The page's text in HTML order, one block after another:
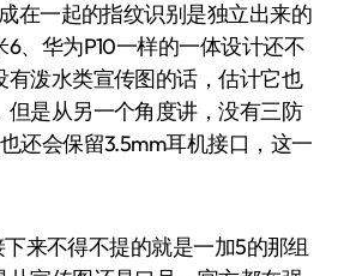
在一起的指纹识别是独立出来的
、华为P10一样的一体设计还不
有泼水类宣传图的话，估计它也
但是从另一个角度讲，没有三防
还会保留3.5mm耳机接口，这一
来不得不提的就是一加5的那组